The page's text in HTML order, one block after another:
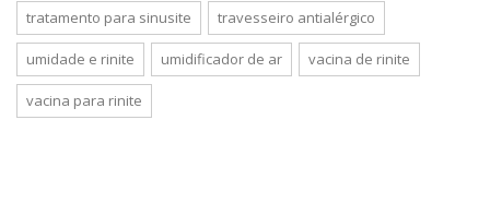
tratamento para sinusite travesseiro antialérgico
umidade e rinite umidificador de ar vacina de rinite
vacina para rinite